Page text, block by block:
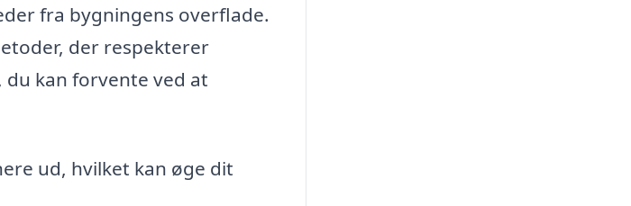
fra bygningens overflade.
der respekterer
kan forvente ved at
ud, hvilket kan øge dit